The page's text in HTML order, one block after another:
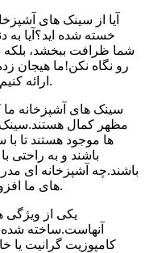
آیا از سینک های
خسته شده اید؟آیا به
شما ظرافت ببخشد، بلکه
رو نگاه نکن!ما هیجان
ارائه کنیم که فضای آشپزی شما را متحول می کند.
سینک های آشپزخانه ما
مظهر کمال هستند.سینک
ها موجود هستند تا
باشند و به راحتی
باشند.چه آشپزخانه ای
های ما افزودنی عالی برای فضای داخلی شما هستند.
یکی از ویژگی
آنهاست.ساخته شده
کامپوزیت گرانیت یا